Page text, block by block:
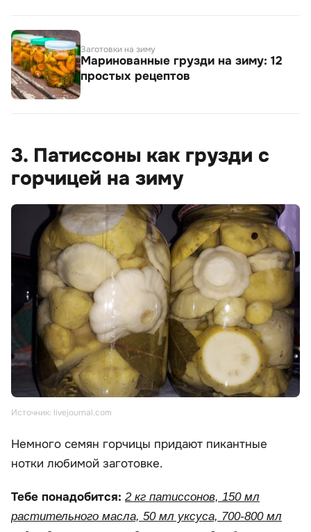
Заготовки на зиму
Маринованные грузди на зиму: 12
простых рецептов
3. Патиссоны как грузди с
горчицей на зиму
Источник: livejournal.com
Немного семян горчицы придают пикантные
нотки любимой заготовке.
Тебе понадобится: 2 кг патиссонов, 150 мл
растительного масла, 50 мл уксуса, 700-800 мл